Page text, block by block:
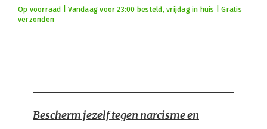
Op voorraad | Vandaag voor 23:00 besteld, vrijdag in huis | Gratis
verzonden
Bescherm jezelf tegen narcisme en